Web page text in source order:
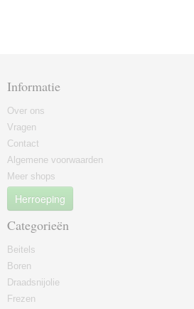
Informatie
Over ons
Vragen
Contact
Algemene voorwaarden
Meer shops
Herroeping
Categorieën
Beitels
Boren
Draadsnijolie
Frezen